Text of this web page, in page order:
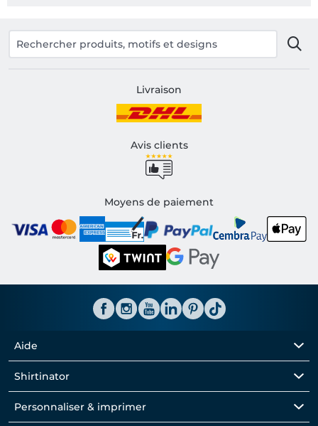
Livraison
Avis clients
Moyens de paiement
Aide
Shirtinator
Personnaliser & imprimer